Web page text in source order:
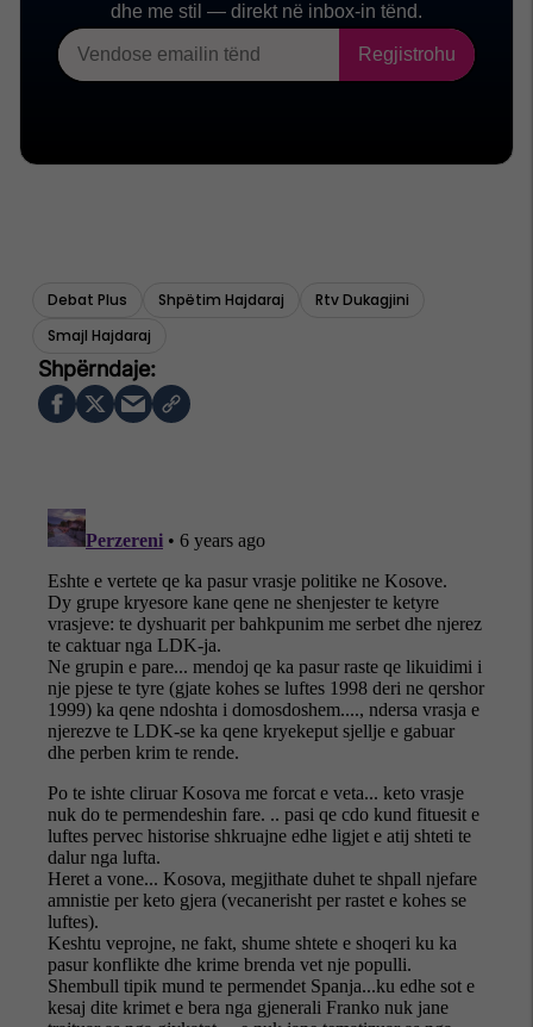
Debat Plus Shpëtim Hajdaraj
Rtv Dukagjini
Smajl Hajdaraj